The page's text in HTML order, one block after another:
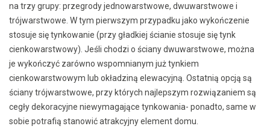
na trzy grupy: przegrody jednowarstwowe, dwuwarstwowe i
trójwarstwowe. W tym pierwszym przypadku jako wykończenie
stosuje się tynkowanie (przy gładkiej ścianie stosuje się tynk
cienkowarstwowy). Jeśli chodzi o ściany dwuwarstwowe, można
je wykończyć zarówno wspomnianym już tynkiem
cienkowarstwowym lub okładziną elewacyjną. Ostatnią opcją są
ściany trójwarstwowe, przy których najlepszym rozwiązaniem są
cegły dekoracyjne niewymagające tynkowania- ponadto, same w
sobie potrafią stanowić atrakcyjny element domu.